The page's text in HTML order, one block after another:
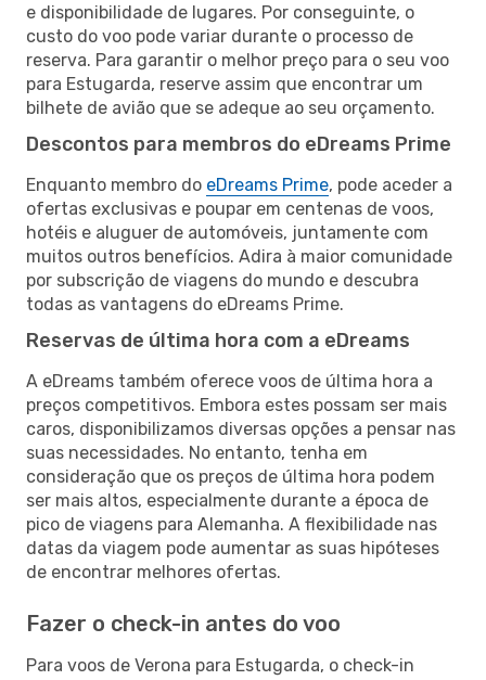
e disponibilidade de lugares. Por conseguinte, o
custo do voo pode variar durante o processo de
reserva. Para garantir o melhor preço para o seu voo
para Estugarda, reserve assim que encontrar um
bilhete de avião que se adeque ao seu orçamento.
Descontos para membros do eDreams Prime
Enquanto membro do eDreams Prime, pode aceder a
ofertas exclusivas e poupar em centenas de voos,
hotéis e aluguer de automóveis, juntamente com
muitos outros benefícios. Adira à maior comunidade
por subscrição de viagens do mundo e descubra
todas as vantagens do eDreams Prime.
Reservas de última hora com a eDreams
A eDreams também oferece voos de última hora a
preços competitivos. Embora estes possam ser mais
caros, disponibilizamos diversas opções a pensar nas
suas necessidades. No entanto, tenha em
consideração que os preços de última hora podem
ser mais altos, especialmente durante a época de
pico de viagens para Alemanha. A flexibilidade nas
datas da viagem pode aumentar as suas hipóteses
de encontrar melhores ofertas.
Fazer o check-in antes do voo
Para voos de Verona para Estugarda, o check-in